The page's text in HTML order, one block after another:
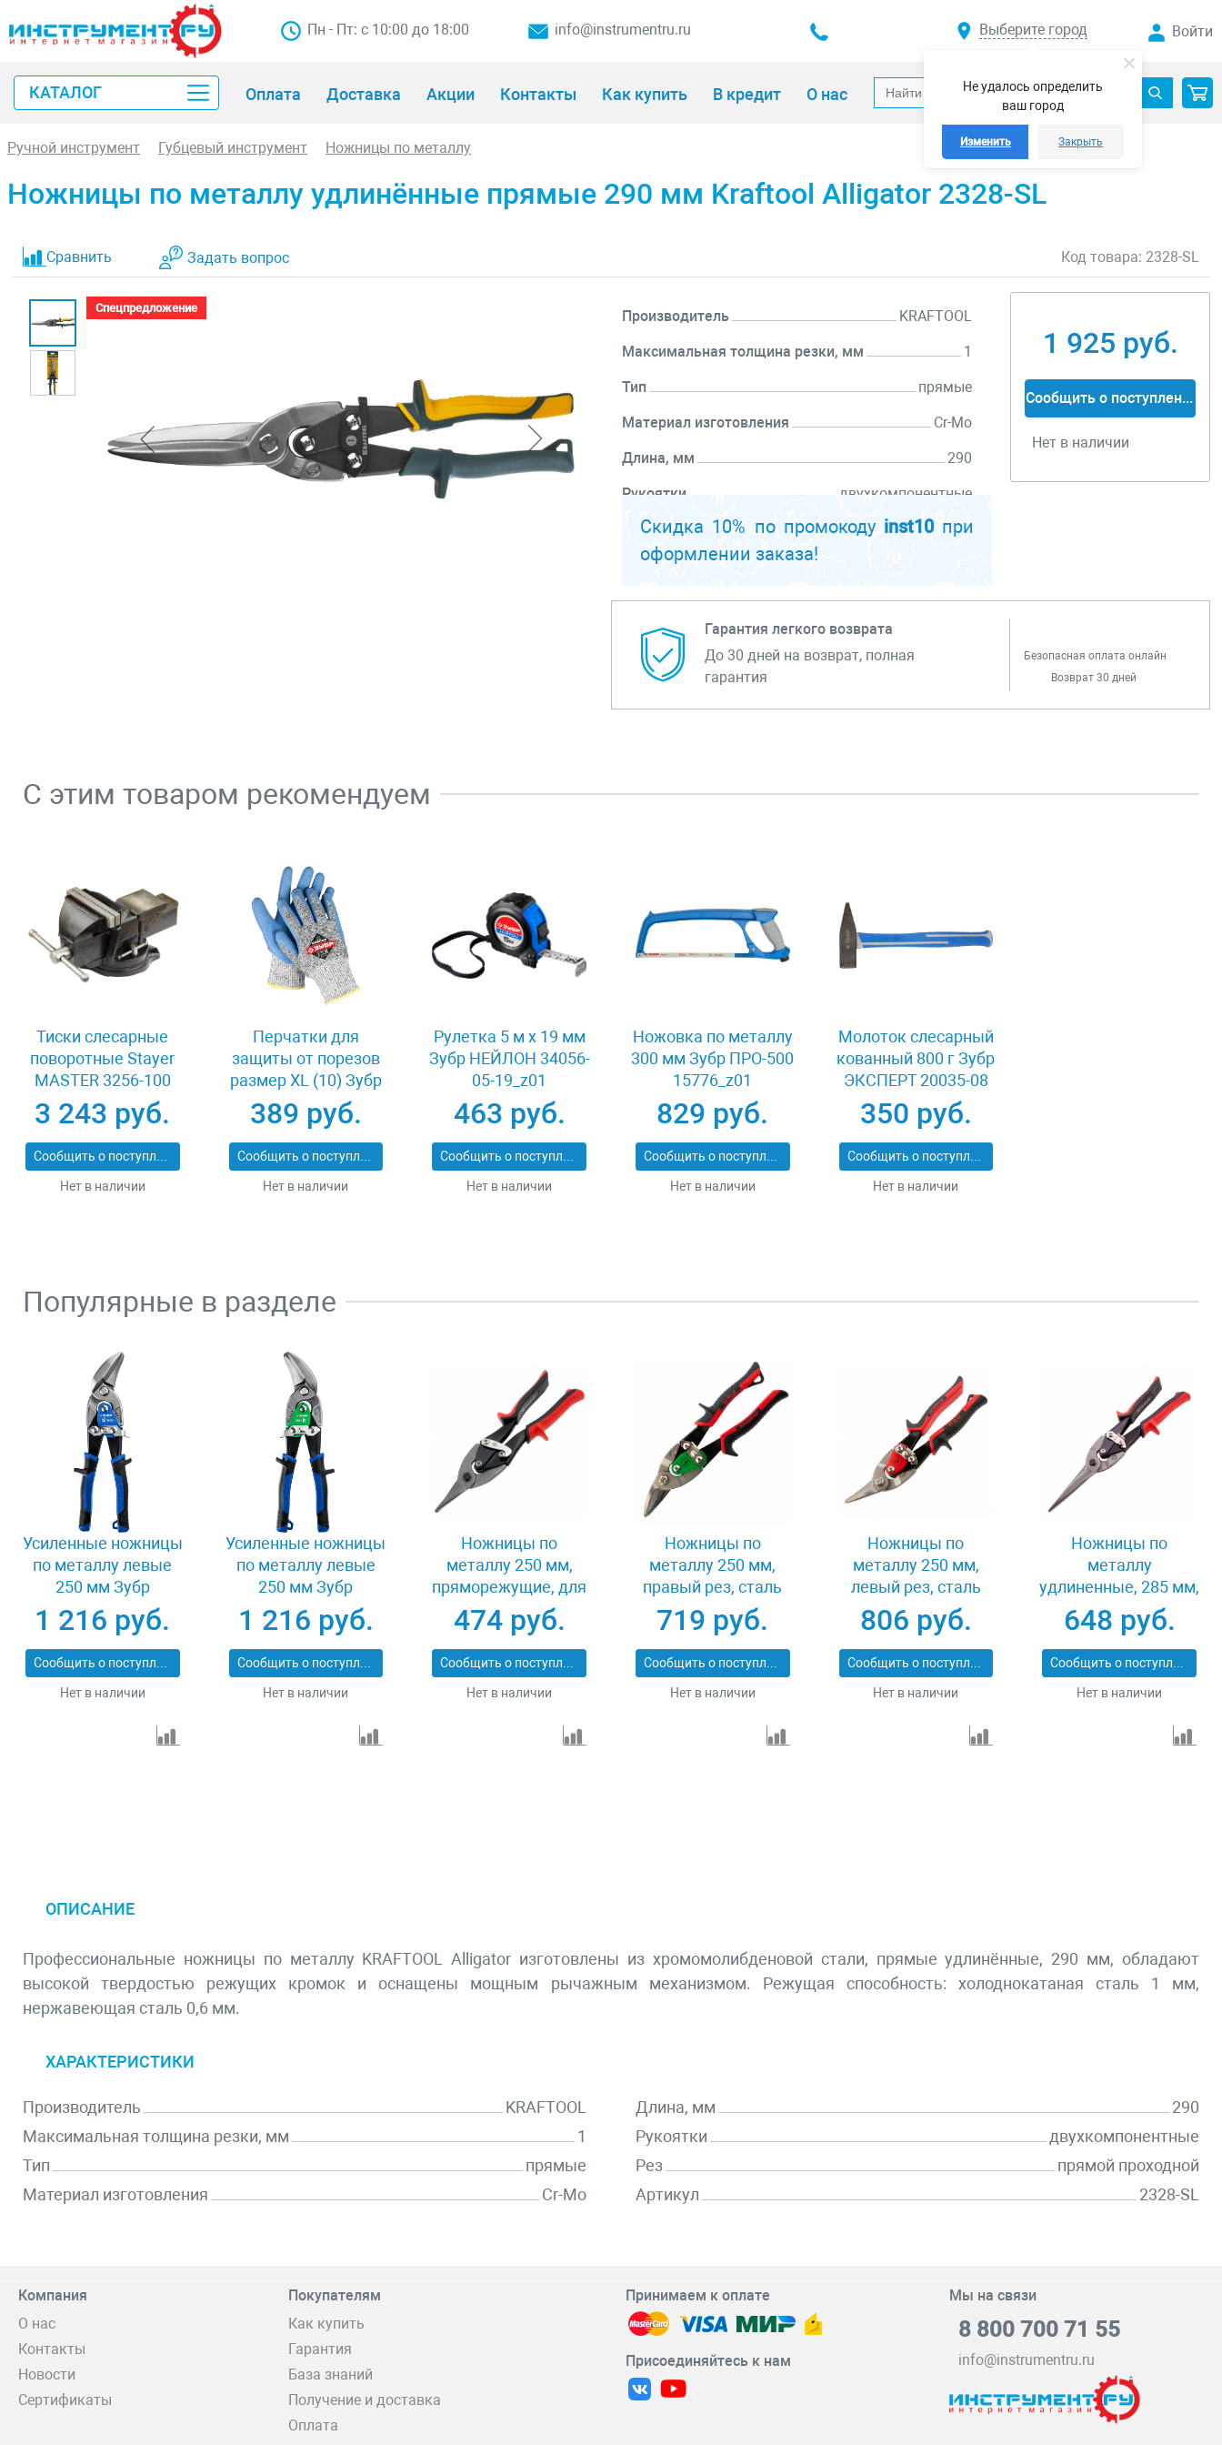
Не удалось определить
ваш город
Изменить Закрыть
Пн - Пт: с 10:00 до 18:00 info@instrumentru.ru Выберите город Войти
КАТАЛОГ Оплата Доставка Акции Контакты Как купить В кредит О нас
Ручной инструмент Губцевый инструмент Ножницы по металлу
Ножницы по металлу удлинённые прямые 290 мм Kraftool Alligator 2328-SL
Сравнить Задать вопрос Код товара: 2328-SL
Спецпредложение Производитель KRAFTOOL
Максимальная толщина резки, мм 1
Тип прямые
Материал изготовления Cr-Mo
Длина, мм 290
Рукоятки двухкомпонентные
Рез прямой проходной
Перейти к описанию
Скидка 10% по промокоду inst10при
оформлении заказа!
1 925 руб.
Сообщить о поступлении
Нет в наличии
Гарантия легкого возврата
До 30 дней на возврат, полная
гарантия
Безопасная оплата онлайн
Возврат 30 дней
С этим товаром рекомендуем
Тиски слесарные
поворотные Stayer
MASTER 3256-100
3 243 руб.
Сообщить о поступлении
Нет в наличии
Перчатки для
защиты от порезов
размер XL (10) Зубр
11277-XL
389 руб.
Сообщить о поступлении
Нет в наличии
Рулетка 5 м x 19 мм
Зубр НЕЙЛОН 34056-
05-19_z01
463 руб.
Сообщить о поступлении
Нет в наличии
Ножовка по металлу
300 мм Зубр ПРО-500
15776_z01
829 руб.
Сообщить о поступлении
Нет в наличии
Молоток слесарный
кованный 800 г Зубр
ЭКСПЕРТ 20035-08
350 руб.
Сообщить о поступлении
Нет в наличии
Популярные в разделе
Усиленные ножницы
по металлу левые
250 мм Зубр
ПРОФЕССИОНАЛ
23130-OL
1 216 руб.
Сообщить о поступлении
Нет в наличии
Усиленные ножницы
по металлу левые
250 мм Зубр
ПРОФЕССИОНАЛ
23130-OR
1 216 руб.
Сообщить о поступлении
Нет в наличии
Ножницы по
металлу 250 мм,
пряморежущие, для
тонкого металла,
обрезиненные
рукоятки Matrix
78330
474 руб.
Сообщить о поступлении
Нет в наличии
Ножницы по
металлу 250 мм,
правый рез, сталь
CRMO,
двухкомпонентные
рукоятки, PRO Matrix
78324
719 руб.
Сообщить о поступлении
Нет в наличии
Ножницы по
металлу 250 мм,
левый рез, сталь
CRMO,
двухкомпонентные
рукоятки, PRO Matrix
78326
806 руб.
Сообщить о поступлении
Нет в наличии
Ножницы по
металлу
удлиненные, 285 мм,
пряморежущие,
обрезиненные
рукоятки Matrix
78341
648 руб.
Сообщить о поступлении
Нет в наличии
ОПИСАНИЕ
Профессиональные ножницы по металлу KRAFTOOL Alligator изготовлены из хромомолибденовой стали, прямые удлинённые, 290 мм, обладают
высокой твердостью режущих кромок и оснащены мощным рычажным механизмом. Режущая способность: холоднокатаная сталь 1 мм,
нержавеющая сталь 0,6 мм.
ХАРАКТЕРИСТИКИ
Производитель
KRAFTOOL
Максимальная толщина резки, мм
1
Тип
прямые
Материал изготовления
Cr-Mo
Длина, мм
290
Рукоятки
двухкомпонентные
Рез
прямой проходной
Артикул
2328-SL
Компания
О нас
Контакты
Новости
Сертификаты
Покупателям
Как купить
Гарантия
База знаний
Получение и доставка
Оплата
Принимаем к оплате
Присоединяйтесь к нам
Мы на связи
8 800 700 71 55
info@instrumentru.ru